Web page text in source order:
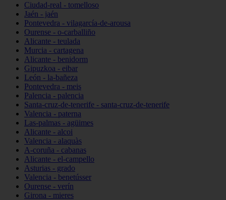
Ciudad-real - tomelloso
Jaén - jaén
Pontevedra - vilagarcía-de-arousa
Ourense - o-carballiño
Alicante - teulada
Murcia - cartagena
Alicante - benidorm
Gipuzkoa - eibar
León - la-bañeza
Pontevedra - meis
Palencia - palencia
Santa-cruz-de-tenerife - santa-cruz-de-tenerife
Valencia - paterna
Las-palmas - agüimes
Alicante - alcoi
Valencia - alaquàs
A-coruña - cabanas
Alicante - el-campello
Asturias - grado
Valencia - benetússer
Ourense - verín
Girona - mieres